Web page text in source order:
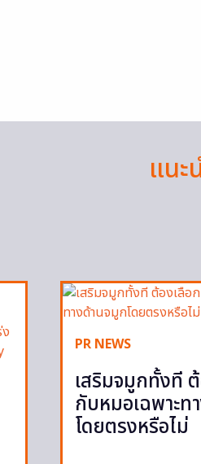
แนะ
PR NEWS
เสริมจมูกทั้งที
กับหมอเฉพาะท
โดยตรงหรือไม่